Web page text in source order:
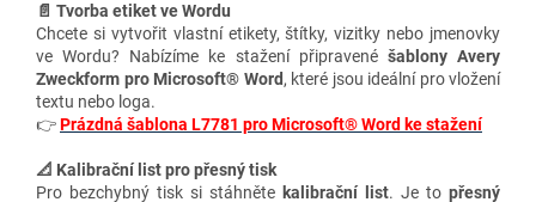
📄 Tvorba etiket ve Wordu
Chcete si vytvořit vlastní etikety, štítky, vizitky nebo jmenovky
ve Wordu? Nabízíme ke stažení připravené šablony Avery
Zweckform pro Microsoft® Word, které jsou ideální pro vložení
textu nebo loga.
👉Prázdná šablona L7781 pro Microsoft® Word ke stažení
📐 Kalibrační list pro přesný tisk
Pro bezchybný tisk si stáhněte kalibrační list. Je to přesný